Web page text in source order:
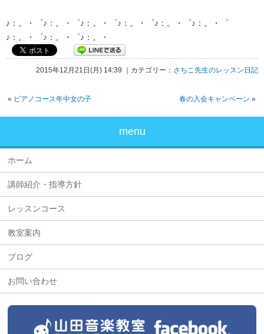
♪：。・゜♪：。・゜♪：。・゜♪：。・゜♪：。・゜♪：。・゜
♪：。・゜♪：。・゜♪：。・
2015年12月21日(月) 14:39 ｜カテゴリー： さちこ先生のレッスン日記
« ピアノコース年中女の子 春の入会キャンペーン »
menu
ホーム
講師紹介・指導方針
レッスンコース
教室案内
ブログ
お問い合わせ